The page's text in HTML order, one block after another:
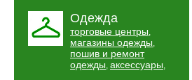
Одежда
торговые центры,
магазины одежды,
пошив и ремонт
одежды, аксессуары,